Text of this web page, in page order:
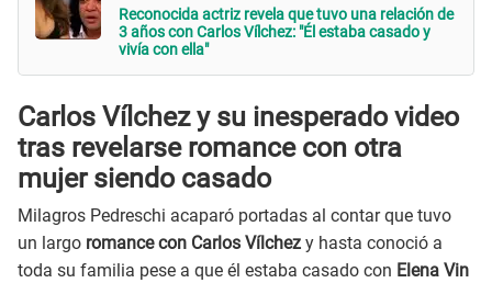
Reconocida actriz revela que tuvo una relación de
3 años con Carlos Vílchez: "Él estaba casado y
vivía con ella"
Carlos Vílchez y su inesperado video
tras revelarse romance con otra
mujer siendo casado
Milagros Pedreschi acaparó portadas al contar que tuvo
un largo romance con Carlos Vílchez y hasta conoció a
toda su familia pese a que él estaba casado con Elena Vin